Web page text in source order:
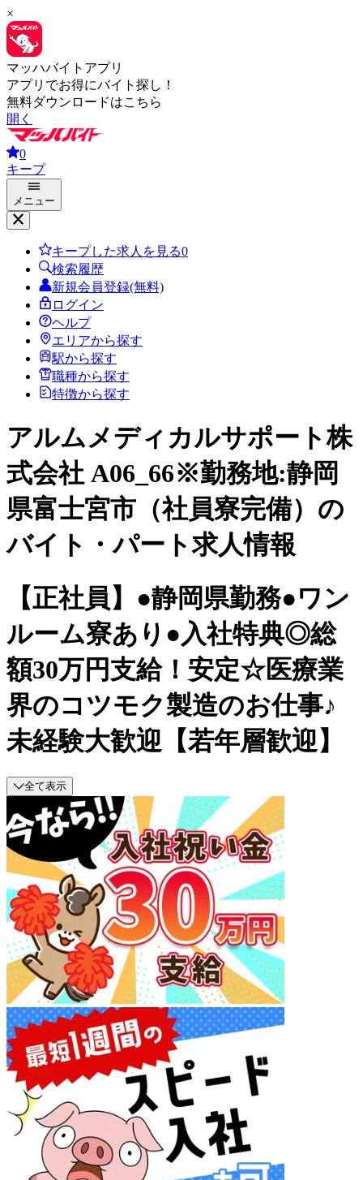
×
マッハバイトアプリ
アプリでお得にバイト探し！
無料ダウンロードはこちら
開く
0
キープ
メニュー
キープした求人を見る0
検索履歴
新規会員登録(無料)
ログイン
ヘルプ
エリアから探す
駅から探す
職種から探す
特徴から探す
アルムメディカルサポート株
式会社 A06_66※勤務地:静岡
県富士宮市（社員寮完備）の
バイト・パート求人情報
【正社員】●静岡県勤務●ワン
ルーム寮あり●入社特典◎総
額30万円支給！安定☆医療業
界のコツモク製造のお仕事♪
未経験大歓迎【若年層歓迎】
全て表示